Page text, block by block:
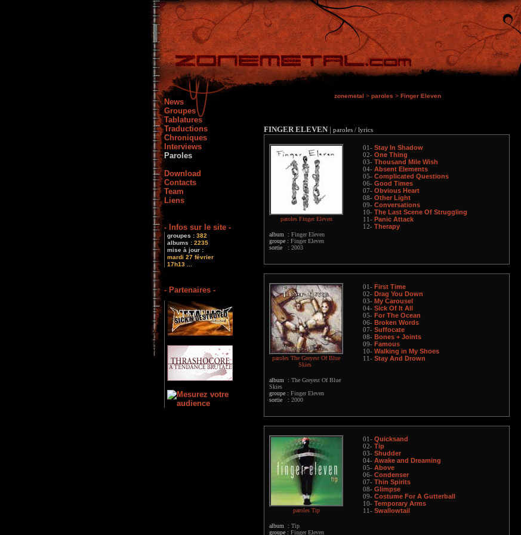
News
Groupes
Tablatures
Traductions
Chroniques
Interviews
Paroles
Download
Contacts
Team
Liens
- Infos sur le site -
groupes : 382
albums : 2235
mise à jour :
mardi 27 février
17h13 ...
- Partenaires -
zonemetal > paroles > Finger Eleven
FINGER ELEVEN | paroles / lyrics
paroles Finger Eleven
album : Finger Eleven
groupe : Finger Eleven
sortie : 2003
01- Stay In Shadow
02- One Thing
03- Thousand Mile Wish
04- Absent Elements
05- Complicated Questions
06- Good Times
07- Obvious Heart
08- Other Light
09- Conversations
10- The Last Scene Of Struggling
11- Panic Attack
12- Therapy
paroles The Greyest Of Blue
Skies
album : The Greyest Of Blue
Skies
groupe : Finger Eleven
sortie : 2000
01- First Time
02- Drag You Down
03- My Carousel
04- Sick Of It All
05- For The Ocean
06- Broken Words
07- Suffocate
08- Bones + Joints
09- Famous
10- Walking in My Shoes
11- Stay And Drown
paroles Tip
album : Tip
groupe : Finger Eleven
01- Quicksand
02- Tip
03- Shudder
04- Awake and Dreaming
05- Above
06- Condenser
07- Thin Spirits
08- Glimpse
09- Costume For A Gutterball
10- Temporary Arms
11- Swallowtail